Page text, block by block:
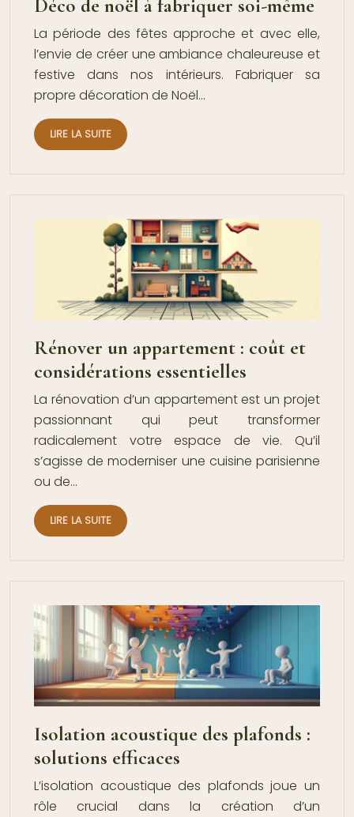
Déco de noël à fabriquer soi-même
La période des fêtes approche et avec elle,
l’envie de créer une ambiance chaleureuse et
festive dans nos intérieurs. Fabriquer sa
propre décoration de Noël…
LIRE LA SUITE
Rénover un appartement : coût et
considérations essentielles
La rénovation d’un appartement est un projet
passionnant qui peut transformer
radicalement votre espace de vie. Qu’il
s’agisse de moderniser une cuisine parisienne
ou de…
LIRE LA SUITE
Isolation acoustique des plafonds :
solutions efficaces
L’isolation acoustique des plafonds joue un
rôle crucial dans la création d’un